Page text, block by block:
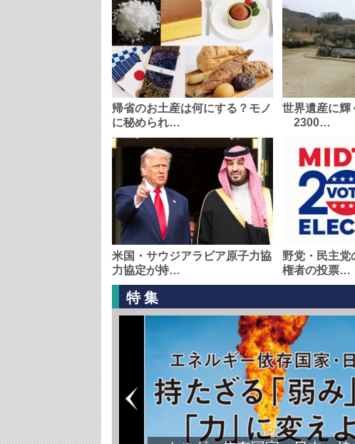
帰省のお土産は何にする？モノ
に秘められ…
世界遺産に輝
2300…
米国・サウジアラビア原子力協
力協定が持…
野党・民主党
権者の投票…
特集